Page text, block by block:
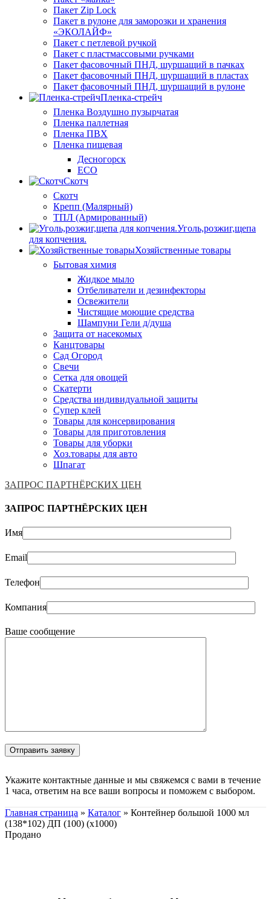
Пакет Zip Lock
Пакет в рулоне для заморозки и хранения
«ЭКОЛАЙФ»
Пакет с петлевой ручкой
Пакет с пластмассовыми ручками
Пакет фасовочный ПНД, шуршащий в пачках
Пакет фасовочный ПНД, шуршащий в пластах
Пакет фасовочный ПНД, шуршащий в рулоне
Пленка-стрейч
Пленка Воздушно пузырчатая
Пленка паллетная
Пленка ПВХ
Пленка пищевая
Десногорск
ECO
Скотч
Скотч
Крепп (Малярный)
ТПЛ (Армированный)
Уголь,розжиг,щепа
для копчения.
Хозяйственные товары
Бытовая химия
Жидкое мыло
Отбеливатели и дезинфекторы
Освежители
Чистящие моющие средства
Шампуни Гели д/душа
Защита от насекомых
Канцтовары
Сад Огород
Свечи
Сетка для овощей
Скатерти
Средства индивидуальной защиты
Супер клей
Товары для консервирования
Товары для приготовления
Товары для уборки
Хоз.товары для авто
Шпагат
ЗАПРОС ПАРТНЁРСКИХ ЦЕН
ЗАПРОС ПАРТНЁРСКИХ ЦЕН
Имя
Email
Телефон
Компания
Ваше сообщение
Укажите контактные данные и мы свяжемся с вами в течение
1 часа, ответим на все ваши вопросы и поможем с выбором.
Главная страница » Каталог » Контейнер большой 1000 мл
(138*102) ДП (100) (х1000)
Продано